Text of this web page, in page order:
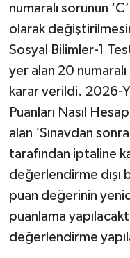
numaralı sorunun
olarak
Sosyal Bilimler-1
yer alan 20
karar verildi. 2026-
Puanları Nasıl
alan ‘Sınavdan
tarafından iptaline
değerlendirme dışı
puan değerinin
puanlama
değerlendirme